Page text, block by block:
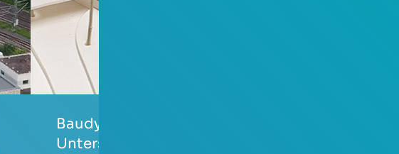
Baudynamische
Untersuchung